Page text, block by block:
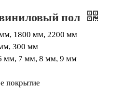
пол
1800 мм, 2200 мм
300 мм
мм, 7 мм, 8 мм, 9 мм
покрытие